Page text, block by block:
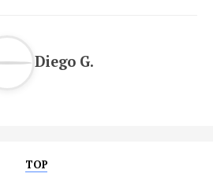
Diego G.
TOP